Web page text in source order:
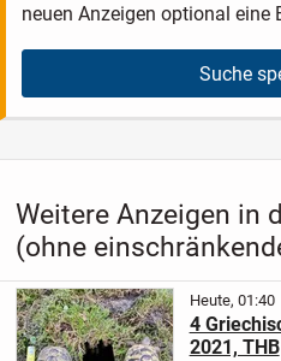
neuen Anzeigen optional eine
Suche
Weitere Anzeigen in
(ohne
Heute, 01:40
4
2021, THB